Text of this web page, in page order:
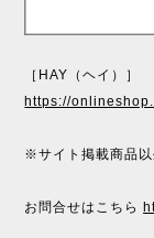
［HAY（ヘイ）］
https://
※サイト掲載商品以
お問合せはこちら